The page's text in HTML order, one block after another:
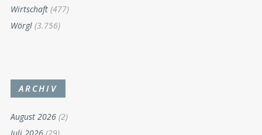
Wirtschaft (477)
Wörgl (3.756)
ARCHIV
August 2026 (2)